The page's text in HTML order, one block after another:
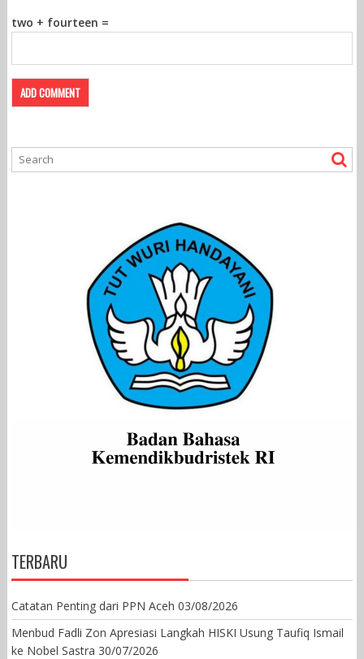
two + fourteen =
TERBARU
Catatan Penting dari PPN Aceh 03/08/2026
Menbud Fadli Zon Apresiasi Langkah HISKI Usung Taufiq Ismail
ke Nobel Sastra 30/07/2026